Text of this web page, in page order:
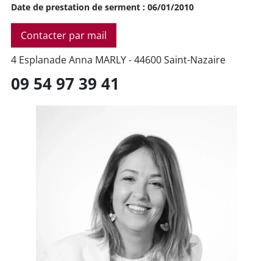
Date de prestation de serment : 06/01/2010
Contacter par mail
4 Esplanade Anna MARLY - 44600 Saint-Nazaire
09 54 97 39 41